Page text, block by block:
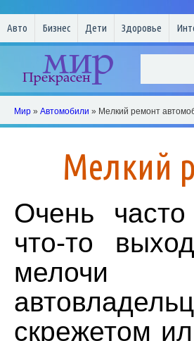
Авто Бизнес Дети Здоровье
Мир » Автомобили » Мелкий ремонт
Мелкий
Очень
что-то
мелочи
скрежетом